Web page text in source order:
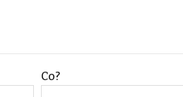
Co?